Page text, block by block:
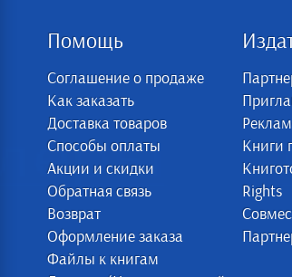
Помощь
Соглашение о продаже
Как заказать
Доставка товаров
Способы оплаты
Акции и скидки
Обратная связь
Возврат
Оформление заказа
Файлы к книгам
Книги
Rights